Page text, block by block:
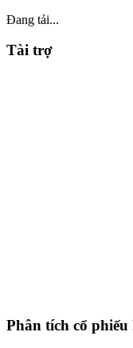
Đang tải...
Tài trợ
Phân tích cổ